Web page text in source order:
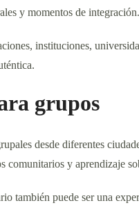
y momentos de integración.
instituciones,
grupos
desde diferentes
comunitarios y aprendizaje
también puede ser una